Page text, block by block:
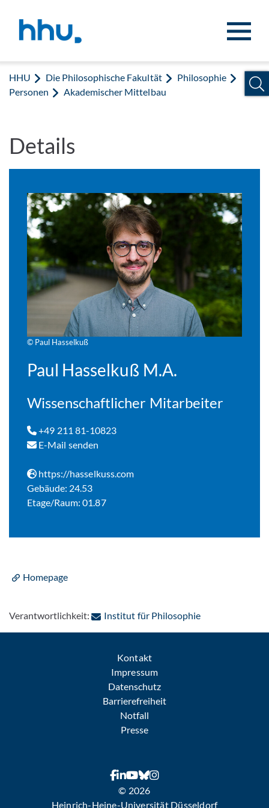
HHU Die Philosophische Fakultät
Philosophie
Personen
Akademischer Mittelbau
Details
© Paul Hasselkuß
Paul Hasselkuß M.A.
Wissenschaftlicher Mitarbeiter
+49 211 81-10823
E-Mail senden
https://hasselkuss.com
Gebäude: 24.53
Etage/Raum: 01.87
Homepage
Verantwortlichkeit: Institut für Philosophie: Per E-Mail
Kontakt
Impressum
Datenschutz
Barrierefreiheit
Notfall
Presse
© 2026
Heinrich-Heine-Universität Düsseldorf